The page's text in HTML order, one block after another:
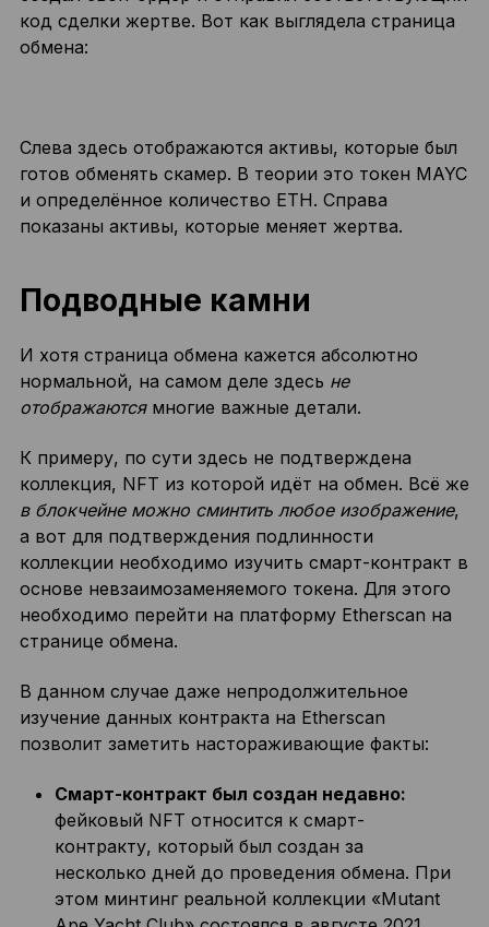
код сделки жертве. Вот как выглядела страница
обмена:
Слева здесь отображаются активы, которые был
готов обменять скамер. В теории это токен MAYC
и определённое количество ETH. Справа
показаны активы, которые меняет жертва.
Подводные камни
И хотя страница обмена кажется абсолютно
нормальной, на самом деле здесь не
отображаютсямногие важные детали.
К примеру, по сути здесь не подтверждена
коллекция, NFT из которой идёт на обмен. Всё же
в блокчейне можно сминтить любое изображение,
а вот для подтверждения подлинности
коллекции необходимо изучить смарт-контракт в
основе невзаимозаменяемого токена. Для этого
необходимо перейти на платформу Etherscan на
странице обмена.
В данном случае даже непродолжительное
изучение данных контракта на Etherscan
позволит заметить настораживающие факты:
Смарт-контракт был создан недавно:
фейковый NFT относится к смарт-
контракту, который был создан за
несколько дней до проведения обмена. При
этом минтинг реальной коллекции «Mutant